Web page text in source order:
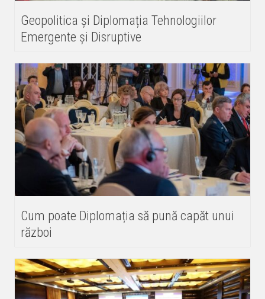
Geopolitica și Diplomația Tehnologiilor
Emergente și Disruptive
Cum poate Diplomația să pună capăt unui
război